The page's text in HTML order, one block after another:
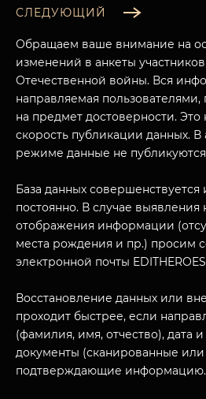
О НАС
НАЗАД
СЛЕДУЮЩИЙ
Обращаем ваше внимание на
изменений в анкеты
Отечественной войны. Вся
направляемая
на предмет достоверности.
скорость публикации данных. В
режиме данные не
База данных совершенствуется
постоянно. В случае выявления
отображения информации
места рождения и пр.) просим
электронной почты
Восстановление данных или
проходит быстрее, если
(фамилия, имя, отчество), дата
документы (сканированные
подтверждающие информацию.